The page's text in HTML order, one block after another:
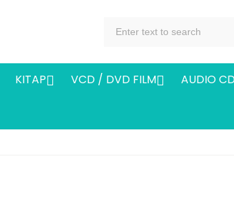
KITAP VCD / DVD FILM AUDIO